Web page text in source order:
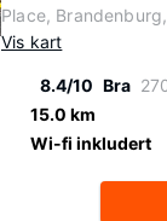
Place,
Vis kart
8.4/10 Bra
15.0 km
Wi-fi inkludert